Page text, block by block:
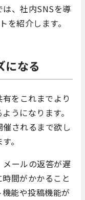
、社内SNSを導
を紹介します。
になる
をこれまでより
うになります。
されるまで欲し
。
ールの返答が遅
間がかかること
能や投稿機能が